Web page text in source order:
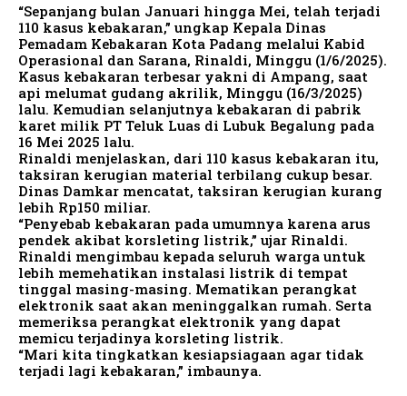
“Sepanjang bulan Januari hingga Mei, telah terjadi
110 kasus kebakaran,” ungkap Kepala Dinas
Pemadam Kebakaran Kota Padang melalui Kabid
Operasional dan Sarana, Rinaldi, Minggu (1/6/2025).
Kasus kebakaran terbesar yakni di Ampang, saat
api melumat gudang akrilik, Minggu (16/3/2025)
lalu. Kemudian selanjutnya kebakaran di pabrik
karet milik PT Teluk Luas di Lubuk Begalung pada
16 Mei 2025 lalu.
Rinaldi menjelaskan, dari 110 kasus kebakaran itu,
taksiran kerugian material terbilang cukup besar.
Dinas Damkar mencatat, taksiran kerugian kurang
lebih Rp150 miliar.
“Penyebab kebakaran pada umumnya karena arus
pendek akibat korsleting listrik,” ujar Rinaldi.
Rinaldi mengimbau kepada seluruh warga untuk
lebih memehatikan instalasi listrik di tempat
tinggal masing-masing. Mematikan perangkat
elektronik saat akan meninggalkan rumah. Serta
memeriksa perangkat elektronik yang dapat
memicu terjadinya korsleting listrik.
“Mari kita tingkatkan kesiapsiagaan agar tidak
terjadi lagi kebakaran,” imbaunya.